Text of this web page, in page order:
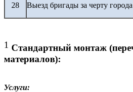
28 Выезд бригады за черту города
1 Стандартный монтаж
материалов):
Услуги: